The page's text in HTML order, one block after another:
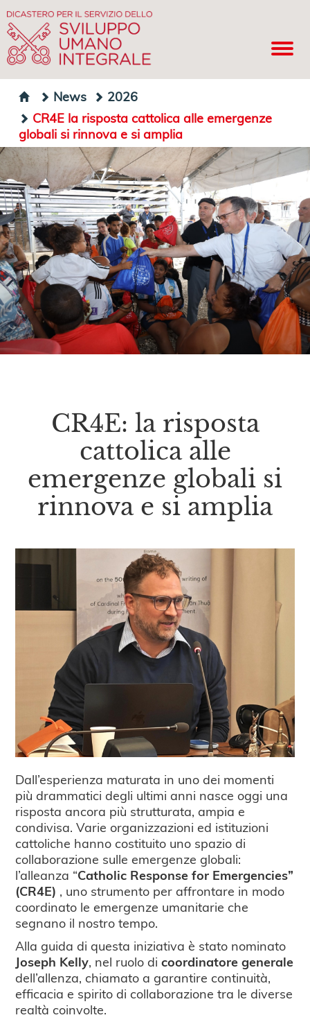
News
2026
CR4E la risposta cattolica alle emergenze
globali si rinnova e si amplia
CR4E: la risposta
cattolica alle
emergenze globali si
rinnova e si amplia
Dall’esperienza maturata in uno dei momenti
più drammatici degli ultimi anni nasce oggi una
risposta ancora più strutturata, ampia e
condivisa. Varie organizzazioni ed istituzioni
cattoliche hanno costituito uno spazio di
collaborazione sulle emergenze globali:
l’alleanza “Catholic Response for Emergencies”
(CR4E) , uno strumento per affrontare in modo
coordinato le emergenze umanitarie che
segnano il nostro tempo.
Alla guida di questa iniziativa è stato nominato
Joseph Kelly, nel ruolo dicoordinatore generale
dell’allenza, chiamato a garantire continuità,
efficacia e spirito di collaborazione tra le diverse
realtà coinvolte.